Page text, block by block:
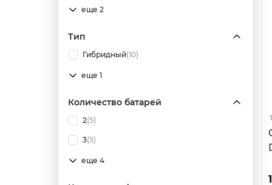
еще 2
Тип
Гибридный(10)
еще 1
Количество батарей
2(5)
3(5)
еще 4